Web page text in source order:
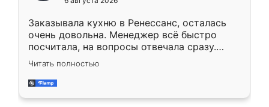
мебели буду заказывать только здесь.
Заказывала кухню в Ренессанс, осталась
очень довольна. Менеджер всё быстро
посчитала, на вопросы отвечала сразу.
Замерщик приехал в субботу, подошёл к
делу со всей ответственностью. Собрали
за день, ребята работали аккуратно, даже
Читать полностью